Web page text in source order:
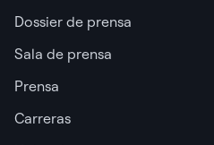
Dossier de prensa
Sala de prensa
Prensa
Carreras